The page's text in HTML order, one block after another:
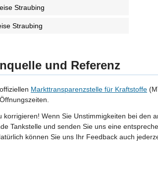
Straubing
Straubing
und Referenz
Markttransparenzstelle für Kraftstoffe
Wenn Sie Unstimmigkeiten bei den
Tankstelle und senden Sie uns eine
können Sie uns Ihr Feedback auch